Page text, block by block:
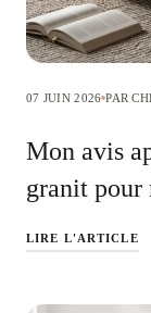
07 JUIN 2026 PAR
Mon avis
granit pour
LIRE L'ARTICLE